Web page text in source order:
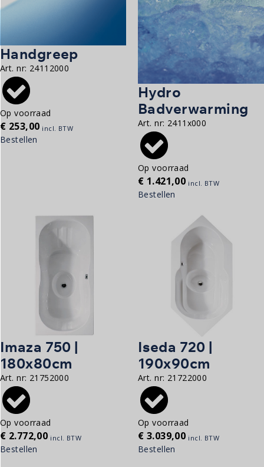
Handgreep
Art. nr: 24112000
Op voorraad
€ 253,00 incl. BTW
Bestellen
Hydro
Badverwarming
Art. nr: 2411x000
Op voorraad
€ 1.421,00 incl. BTW
Bestellen
Imaza 750 |
180x80cm
Art. nr: 21752000
Op voorraad
€ 2.772,00 incl. BTW
Bestellen
Iseda 720 |
190x90cm
Art. nr: 21722000
Op voorraad
€ 3.039,00 incl. BTW
Bestellen